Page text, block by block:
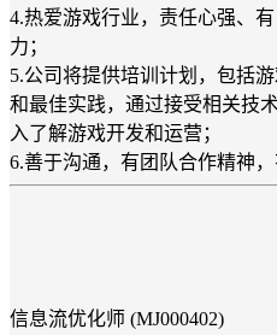
4.热爱游戏行业，责任心强、
力；
5.公司将提供培训计划，包括
和最佳实践，通过接受相关技
入了解游戏开发和运营；
6.善于沟通，有团队合作精神
信息流优化师 (MJ000402)